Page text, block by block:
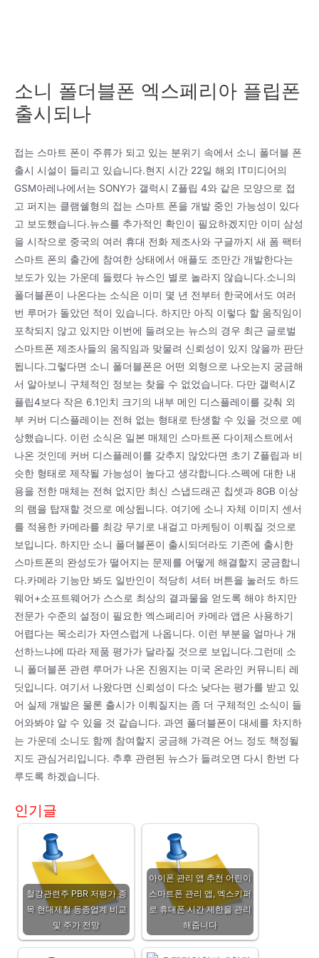
소니 폴더블폰 엑스페리아 플립폰
출시되나
접는 스마트 폰이 주류가 되고 있는 분위기 속에서 소니 폴더블 폰
출시 시설이 들리고 있습니다.현지 시간 22일 해외 IT미디어의
GSM아레나에서는 SONY가 갤럭시 Z플립 4와 같은 모양으로 접
고 퍼지는 클램쉘형의 접는 스마트 폰을 개발 중인 가능성이 있다
고 보도했습니다.뉴스를 추가적인 확인이 필요하겠지만 이미 삼성
을 시작으로 중국의 여러 휴대 전화 제조사와 구글까지 새 폼 팩터
스마트 폰의 출간에 참여한 상태에서 애플도 조만간 개발한다는
보도가 있는 가운데 들렸다 뉴스인 별로 놀라지 않습니다.소니의
폴더블폰이 나온다는 소식은 이미 몇 년 전부터 한국에서도 여러
번 루머가 돌았던 적이 있습니다. 하지만 아직 이렇다 할 움직임이
포착되지 않고 있지만 이번에 들려오는 뉴스의 경우 최근 글로벌
스마트폰 제조사들의 움직임과 맞물려 신뢰성이 있지 않을까 판단
됩니다.그렇다면 소니 폴더블폰은 어떤 외형으로 나오는지 궁금해
서 알아보니 구체적인 정보는 찾을 수 없었습니다. 다만 갤럭시Z
플립4보다 작은 6.1인치 크기의 내부 메인 디스플레이를 갖춰 외
부 커버 디스플레이는 전혀 없는 형태로 탄생할 수 있을 것으로 예
상했습니다. 이런 소식은 일본 매체인 스마트폰 다이제스트에서
나온 것인데 커버 디스플레이를 갖추지 않았다면 초기 Z플립과 비
슷한 형태로 제작될 가능성이 높다고 생각합니다.스펙에 대한 내
용을 전한 매체는 전혀 없지만 최신 스냅드래곤 칩셋과 8GB 이상
의 램을 탑재할 것으로 예상됩니다. 여기에 소니 자체 이미지 센서
를 적용한 카메라를 최강 무기로 내걸고 마케팅이 이뤄질 것으로
보입니다. 하지만 소니 폴더블폰이 출시되더라도 기존에 출시한
스마트폰의 완성도가 떨어지는 문제를 어떻게 해결할지 궁금합니
다.카메라 기능만 봐도 일반인이 적당히 셔터 버튼을 눌러도 하드
웨어+소프트웨어가 스스로 최상의 결과물을 얻도록 해야 하지만
전문가 수준의 설정이 필요한 엑스페리어 카메라 앱은 사용하기
어렵다는 목소리가 자연스럽게 나옵니다. 이런 부분을 얼마나 개
선하느냐에 따라 제품 평가가 달라질 것으로 보입니다.그런데 소
니 폴더블폰 관련 루머가 나온 진원지는 미국 온라인 커뮤니티 레
딧입니다. 여기서 나왔다면 신뢰성이 다소 낮다는 평가를 받고 있
어 실제 개발은 물론 출시가 이뤄질지는 좀 더 구체적인 소식이 들
어와봐야 알 수 있을 것 같습니다. 과연 폴더블폰이 대세를 차지하
는 가운데 소니도 함께 참여할지 궁금해 가격은 어느 정도 책정될
지도 관심거리입니다. 추후 관련된 뉴스가 들려오면 다시 한번 다
루도록 하겠습니다.
인기글
철강관련주 PBR 저평가 종
목 현대제철 동종업계 비교
및 주가 전망
아이폰 관리 앱 추천 어린이
스마트폰 관리 앱, 엑스키퍼
로 휴대폰 시간 제한을 관리
해줍니다